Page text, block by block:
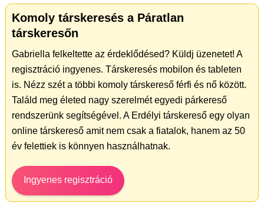
Komoly társkeresés a Páratlan
társkeresőn
Gabriella felkeltette az érdeklődésed? Küldj üzenetet! A
regisztráció ingyenes. Társkeresés mobilon és tableten
is. Nézz szét a többi komoly társkereső férfi és nő között.
Találd meg életed nagy szerelmét egyedi párkereső
rendszerünk segítségével. A Erdélyi társkereső egy olyan
online társkereső amit nem csak a fiatalok, hanem az 50
év felettiek is könnyen használhatnak.
Ingyenes regisztráció